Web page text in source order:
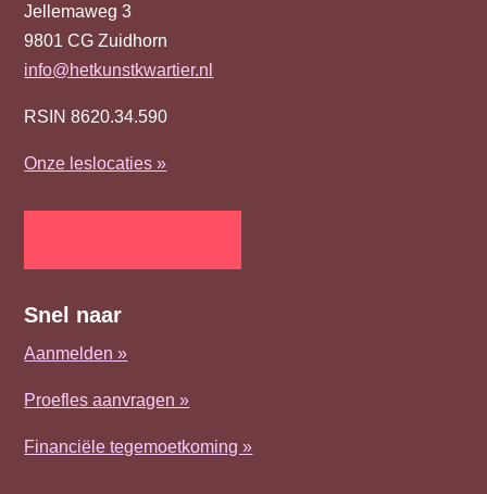
Jellemaweg 3
9801 CG Zuidhorn
info@hetkunstkwartier.nl
RSIN 8620.34.590
Onze leslocaties »
Snel naar
Aanmelden »
Proefles aanvragen »
Financiële tegemoetkoming »